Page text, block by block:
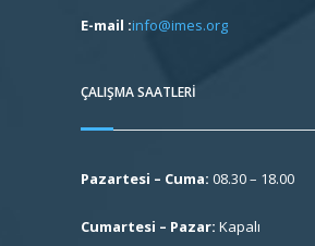
E-mail :info@imes.org
ÇALIŞMA SAATLERI
Pazartesi – Cuma: 08.30 – 18.00
Cumartesi – Pazar: Kapalı